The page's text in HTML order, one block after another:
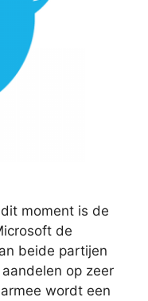
moment is de
de
beide partijen
op zeer
wordt een